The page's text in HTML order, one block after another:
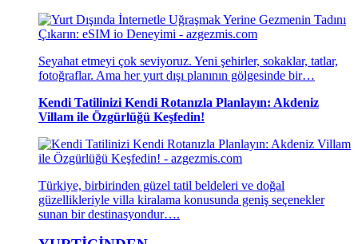
Seyahat etmeyi çok seviyoruz. Yeni şehirler, sokaklar, tatlar,
fotoğraflar. Ama her yurt dışı planının gölgesinde bir…
Kendi Tatilinizi Kendi Rotanızla Planlayın: Akdeniz
Villam ile Özgürlüğü Keşfedin!
Türkiye, birbirinden güzel tatil beldeleri ve doğal
güzellikleriyle villa kiralama konusunda geniş seçenekler
sunan bir destinasyondur….